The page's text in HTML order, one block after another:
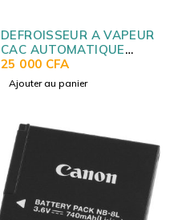
DEFROISSEUR A VAPEUR
CAC AUTOMATIQUE
CA820897
25 000 CFA
Ajouter au panier